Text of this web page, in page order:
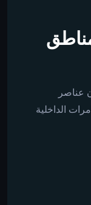
عناصر
الداخلية